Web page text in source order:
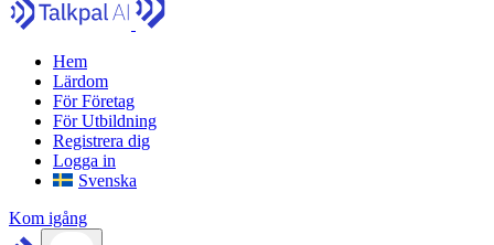
Hem
Lärdom
För Företag
För Utbildning
Registrera dig
Logga in
Svenska
Kom igång